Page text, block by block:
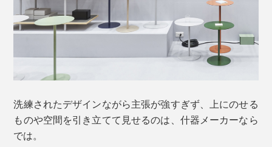
洗練されたデザインながら主張が強すぎず、上にのせる
ものや空間を引き立てて見せるのは、什器メーカーなら
では。